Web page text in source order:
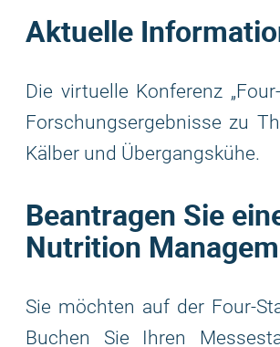
Aktuelle
Die virtuelle Konferenz
Forschungsergebnisse zu
Kälber und Übergangskühe.
Beantragen Sie
Nutrition
Sie möchten auf der Four-
Buchen Sie Ihren